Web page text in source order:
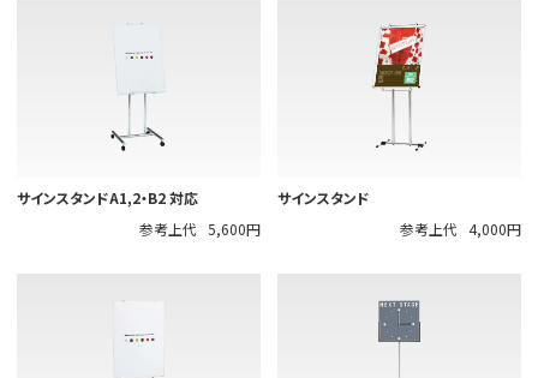
サインスタンドA1,2・B2 対応
参考上代 5,600円
サインスタンド
参考上代 4,000円